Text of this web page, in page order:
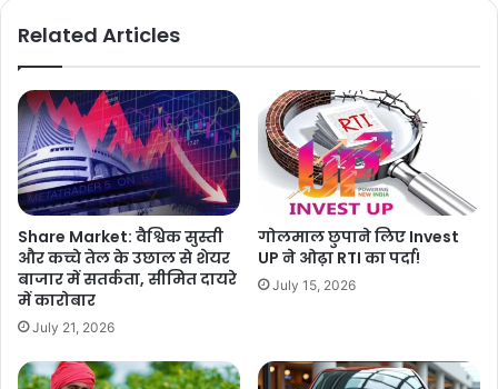
Related Articles
Share Market: वैश्विक सुस्ती
और कच्चे तेल के उछाल से शेयर
बाजार में सतर्कता, सीमित दायरे
में कारोबार
July 21, 2026
गोलमाल छुपाने लिए Invest
UP ने ओढ़ा RTI का पर्दा!
July 15, 2026